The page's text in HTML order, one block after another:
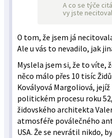
A co se týče
vy jste
O tom, že jsem já
Ale u vás to nevadilo, jak
Myslela jsem si, že to víte,
něco málo přes 10 tisíc
Kovályová Margoliová,
politickém procesu roku
židovského architekta
atmosféře poválečného
USA. Že se nevrátil nikdo,